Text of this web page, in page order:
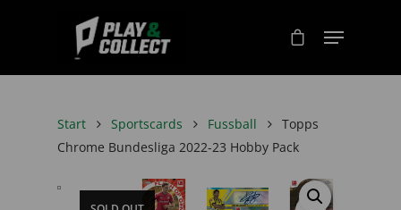
Start Sportscards Fussball
Topps
Chrome Bundesliga 2022-23 Hobby Pack